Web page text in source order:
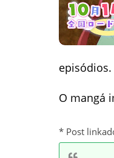
episódios.
O mangá
* Post